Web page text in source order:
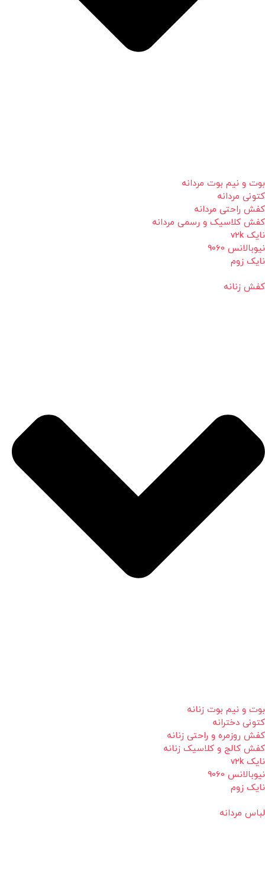
بوت و نیم بوت مردانه
کتونی مردانه
کفش راحتی مردانه
کفش کلاسیک و رسمی مردانه
نایک v2k
نیوبالانس 9060
نایک زوم
کفش زنانه
بوت و نیم بوت زنانه
کتونی دخترانه
کفش روزمره و راحتی زنانه
کفش کالج و کلاسیک زنانه
نایک v2k
نیوبالانس 9060
نایک زوم
لباس مردانه